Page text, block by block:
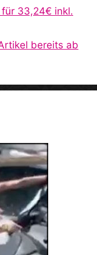
33,24€ inkl.
bereits ab